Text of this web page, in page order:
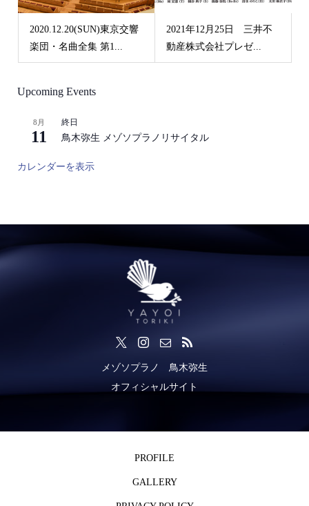
2020.12.20(SUN)東京交響
楽団・名曲全集 第1...
2021年12月25日 三井不
動産株式会社プレゼ...
Upcoming Events
8月
11
終日
鳥木弥生 メゾソプラノリサイタル
カレンダーを表示
メゾソプラノ 鳥木弥生
オフィシャルサイト
PROFILE
GALLERY